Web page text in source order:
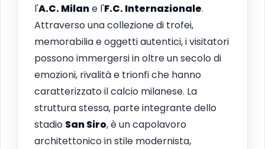
l'A.C. Milane l'F.C. Internazionale.
Attraverso una collezione di trofei,
memorabilia e oggetti autentici, i visitatori
possono immergersi in oltre un secolo di
emozioni, rivalità e trionfi che hanno
caratterizzato il calcio milanese. La
struttura stessa, parte integrante dello
stadio San Siro, è un capolavoro
architettonico in stile modernista,